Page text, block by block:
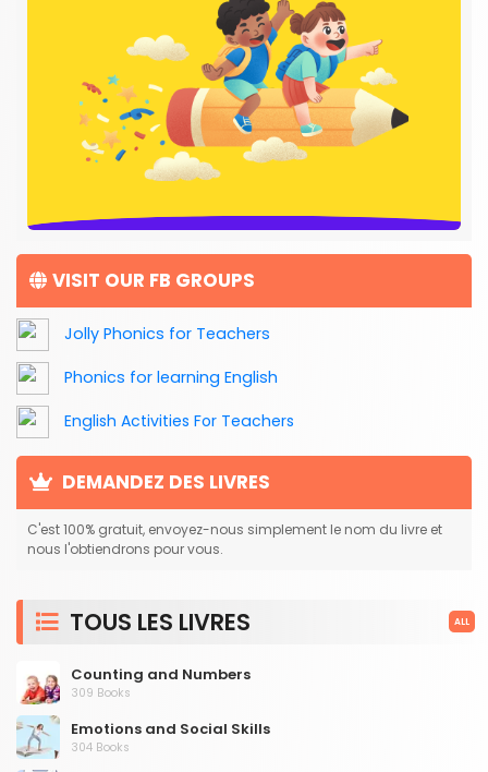
VISIT OUR FB GROUPS
Jolly Phonics for Teachers
Phonics for learning English
English Activities For Teachers
DEMANDEZ DES LIVRES
C'est 100% gratuit, envoyez-nous simplement le nom du livre et
nous l'obtiendrons pour vous.
TOUS LES LIVRES ALL
Counting and Numbers
309 Books
Emotions and Social Skills
304 Books